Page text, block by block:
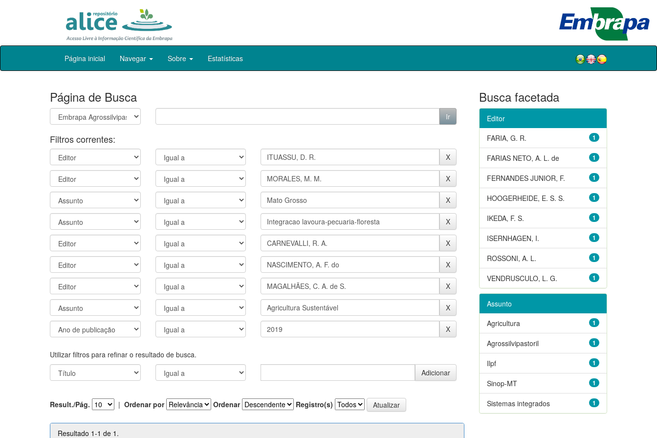
Skip
Página inicial Navegar Sobre Estatísticas
Página de Busca
Filtros correntes:
Utilizar filtros para refinar o resultado de busca.
Result./Pág. | Ordenar por Ordenar Registro(s)
Resultado 1-1 de 1.
Busca facetada
Editor
1
FARIA, G. R.
1
FARIAS NETO, A. L. de
1
FERNANDES JUNIOR, F.
1
HOOGERHEIDE, E. S. S.
1
IKEDA, F. S.
1
ISERNHAGEN, I.
1
ROSSONI, A. L.
1
VENDRUSCULO, L. G.
Assunto
1
Agricultura
1
Agrossilvipastoril
1
Ilpf
1
Sinop-MT
1
Sistemas integrados